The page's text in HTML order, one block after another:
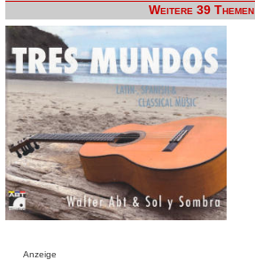
Weitere 39 Themen
Anzeige